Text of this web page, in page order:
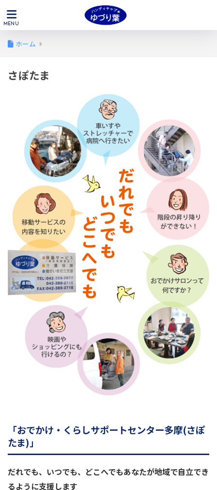
ホーム
さぽたま
「おでかけ・くらしサポートセンター多摩(さぽ
たま)」
だれでも、いつでも、どこへでもあなたが地域で自立でき
るように支援します